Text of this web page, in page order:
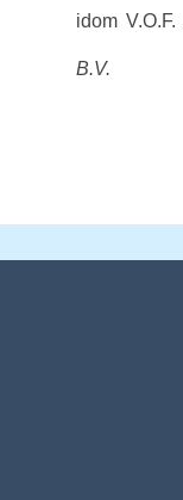
idom V.O.F.
B.V.